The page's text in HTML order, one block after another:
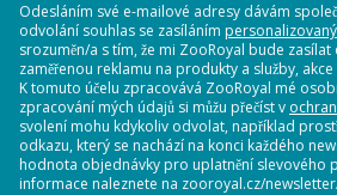
Odesláním své e-mailové adresy dávám
odvolání souhlas se zasíláním
srozuměn/a s tím, že mi ZooRoyal bude
zaměřenou reklamu na produkty a služby,
K tomuto účelu zpracovává ZooRoyal mé
zpracování mých údajů si můžu přečíst v
svolení mohu kdykoliv odvolat, například
odkazu, který se nachází na konci každého
hodnota objednávky pro uplatnění slevového
informace naleznete na zooroyal.cz/